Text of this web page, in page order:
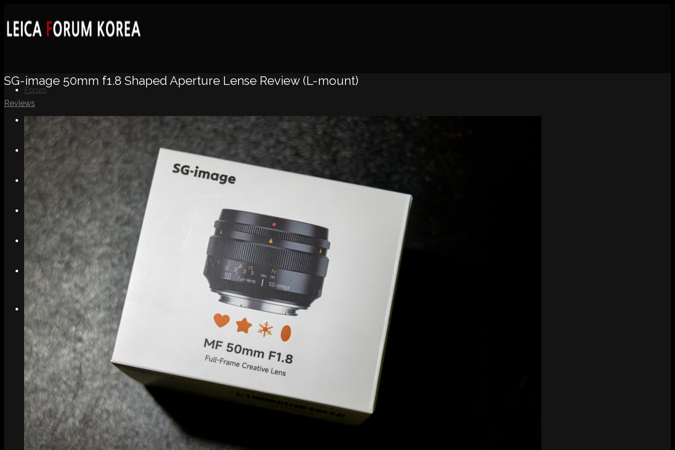
Forum
News
Portfolio
About
Contact
Search
Menu Menu
Link to Instagram
SG-image 50mm f1.8 Shaped Aperture Lense Review (L-mount)
Reviews